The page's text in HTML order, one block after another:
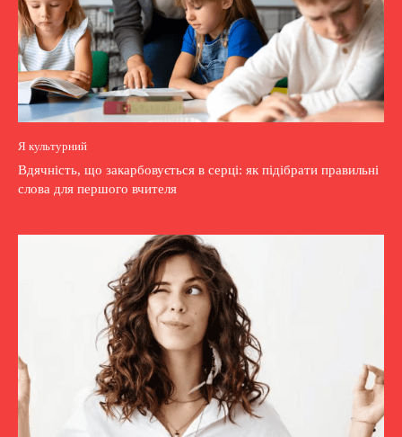
Я культурний
Вдячність, що закарбовується в серці: як підібрати правильні
слова для першого вчителя